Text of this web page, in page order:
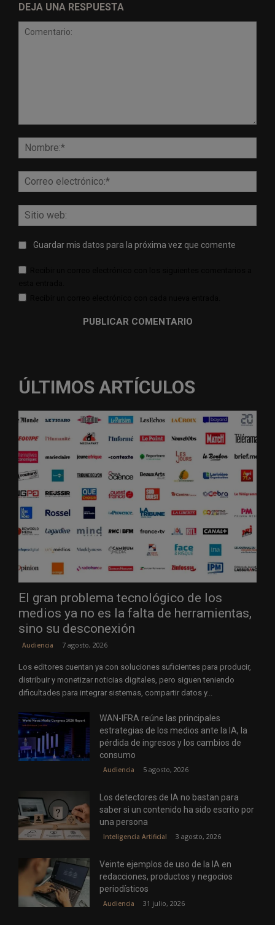
DEJA UNA RESPUESTA
Guardar mis datos para la próxima vez que comente
ÚLTIMOS ARTÍCULOS
El gran problema tecnológico de los
medios ya no es la falta de herramientas,
sino su desconexión
Audiencia 7 agosto, 2026
Los editores cuentan ya con soluciones suficientes para producir,
distribuir y monetizar noticias digitales, pero siguen teniendo
dificultades para integrar sistemas, compartir datos y...
WAN-IFRA reúne las principales
estrategias de los medios ante la IA, la
pérdida de ingresos y los cambios de
consumo
Audiencia 5 agosto, 2026
Los detectores de IA no bastan para
saber si un contenido ha sido escrito por
una persona
Inteligencia Artificial 3 agosto, 2026
Veinte ejemplos de uso de la IA en
redacciones, productos y negocios
periodísticos
Audiencia 31 julio, 2026